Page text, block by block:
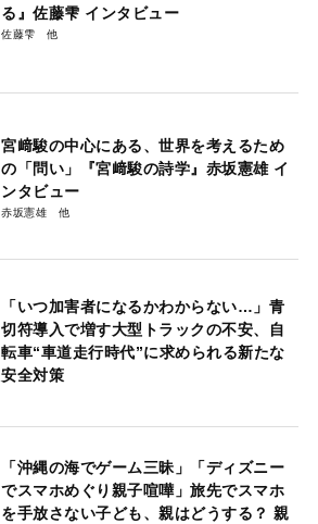
る』佐藤雫 インタビュー
佐藤雫
宮﨑駿の中心にある、世界を考えるため
の「問い」『宮﨑駿の詩学』赤坂憲雄 イ
ンタビュー
赤坂憲雄
「いつ加害者になるかわからない…」青
切符導入で増す大型トラックの不安、自
転車“車道走行時代”に求められる新たな
安全対策
「沖縄の海でゲーム三昧」「ディズニー
でスマホめぐり親子喧嘩」旅先でスマホ
を手放さない子ども、親はどうする？ 親